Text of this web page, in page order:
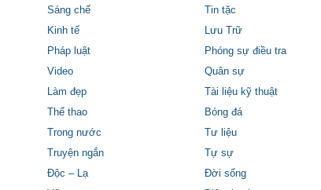
Sáng chế
Tin tặc
Kinh tế
Lưu Trữ
Pháp luật
Phóng sự điều tra
Video
Quân sự
Làm đẹp
Tài liệu kỹ thuật
Thể thao
Bóng đá
Trong nước
Tư liệu
Truyện ngắn
Tự sự
Độc – Lạ
Đời sống